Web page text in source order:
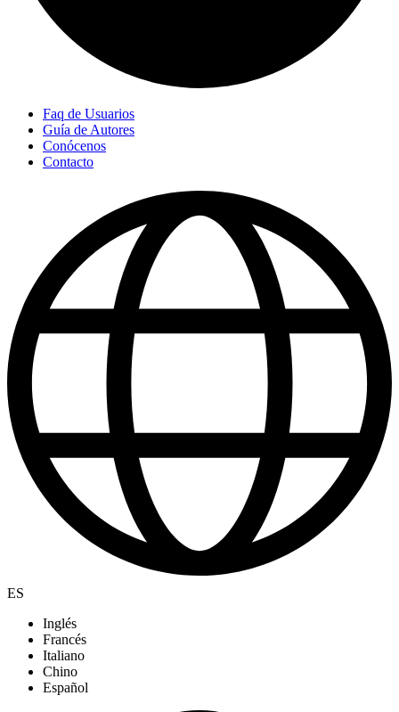
Faq de Usuarios
Guía de Autores
Conócenos
Contacto
ES
Inglés
Francés
Italiano
Chino
Español